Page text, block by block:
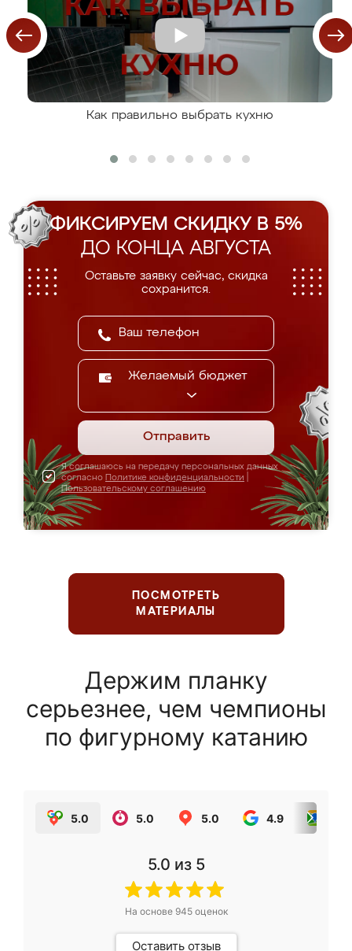
Как правильно выбрать кухню
ФИКСИРУЕМ СКИДКУ В 5%
ДО КОНЦА АВГУСТА
Оставьте заявку сейчас, скидка
сохранится.
Желаемый бюджет
Отправить
Я соглашаюсь на передачу персональных данных
согласно Политике конфиденциальности
Пользовательскому соглашению
ПОСМОТРЕТЬ
МАТЕРИАЛЫ
Держим планку
серьезнее, чем чемпионы
по фигурному катанию
5.0 5.0 5.0 4.9
5.0 из 5
На основе 945оценок
Оставить отзыв